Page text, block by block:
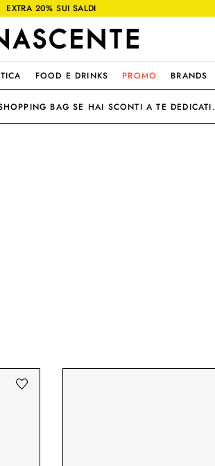
EXTRA 20% SUI SALDI
FOOD E DRINKS PROMO BRANDS
BAG SE HAI SCONTI A TE DEDICATI.